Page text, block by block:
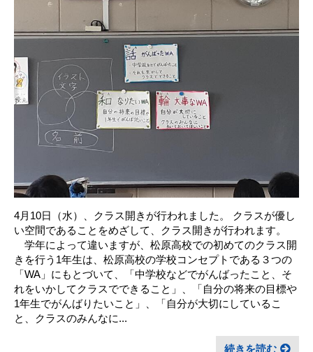
4月10日（水）、クラス開きが行われました。 クラスが優し
い空間であることをめざして、クラス開きが行われます。
学年によって違いますが、松原高校での初めてのクラス開
きを行う1年生は、松原高校の学校コンセプトである３つの
「WA」にもとづいて、「中学校などでがんばったこと、そ
れをいかしてクラスでできること」、「自分の将来の目標や
1年生でがんばりたいこと」、「自分が大切にしているこ
と、クラスのみんなに...
続きを読む